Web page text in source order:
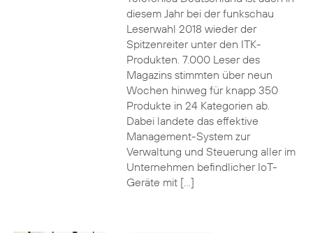
diesem Jahr bei der funkschau
Leserwahl 2018 wieder der
Spitzenreiter unter den ITK-
Produkten. 7.000 Leser des
Magazins stimmten über neun
Wochen hinweg für knapp 350
Produkte in 24 Kategorien ab.
Dabei landete das effektive
Management-System zur
Verwaltung und Steuerung aller im
Unternehmen befindlicher IoT-
Geräte mit […]